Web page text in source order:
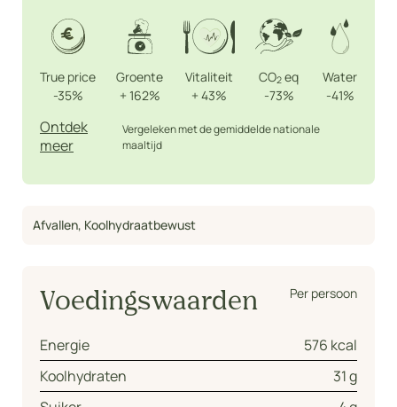
True price
-35%
Groente
+ 162%
Vitaliteit
+ 43%
CO2 eq
-73%
Water
-41%
Ontdek
meer
Vergeleken met de gemiddelde nationale
maaltijd
Afvallen, Koolhydraatbewust
Voedingswaarden Per persoon
Energie
576 kcal
Koolhydraten
31 g